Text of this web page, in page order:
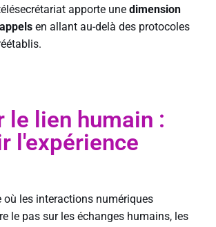
apporte une dimension
en allant au-delà des protocoles
le lien humain :
l'expérience
où les interactions numériques
le pas sur les échanges humains, les